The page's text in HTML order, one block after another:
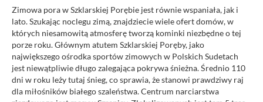
Zimowa pora w Szklarskiej Porębie jest równie wspaniała, jak i
lato. Szukając noclegu zimą, znajdziecie wiele ofert domów, w
których niesamowitą atmosferę tworzą kominki niezbędne o tej
porze roku. Głównym atutem Szklarskiej Poręby, jako
największego ośrodka sportów zimowych w Polskich Sudetach
jest niewątpliwie długo zalegająca pokrywa śnieżna. Średnio 110
dni w roku leży tutaj śnieg, co sprawia, że stanowi prawdziwy raj
dla miłośników białego szaleństwa. Centrum narciarstwa